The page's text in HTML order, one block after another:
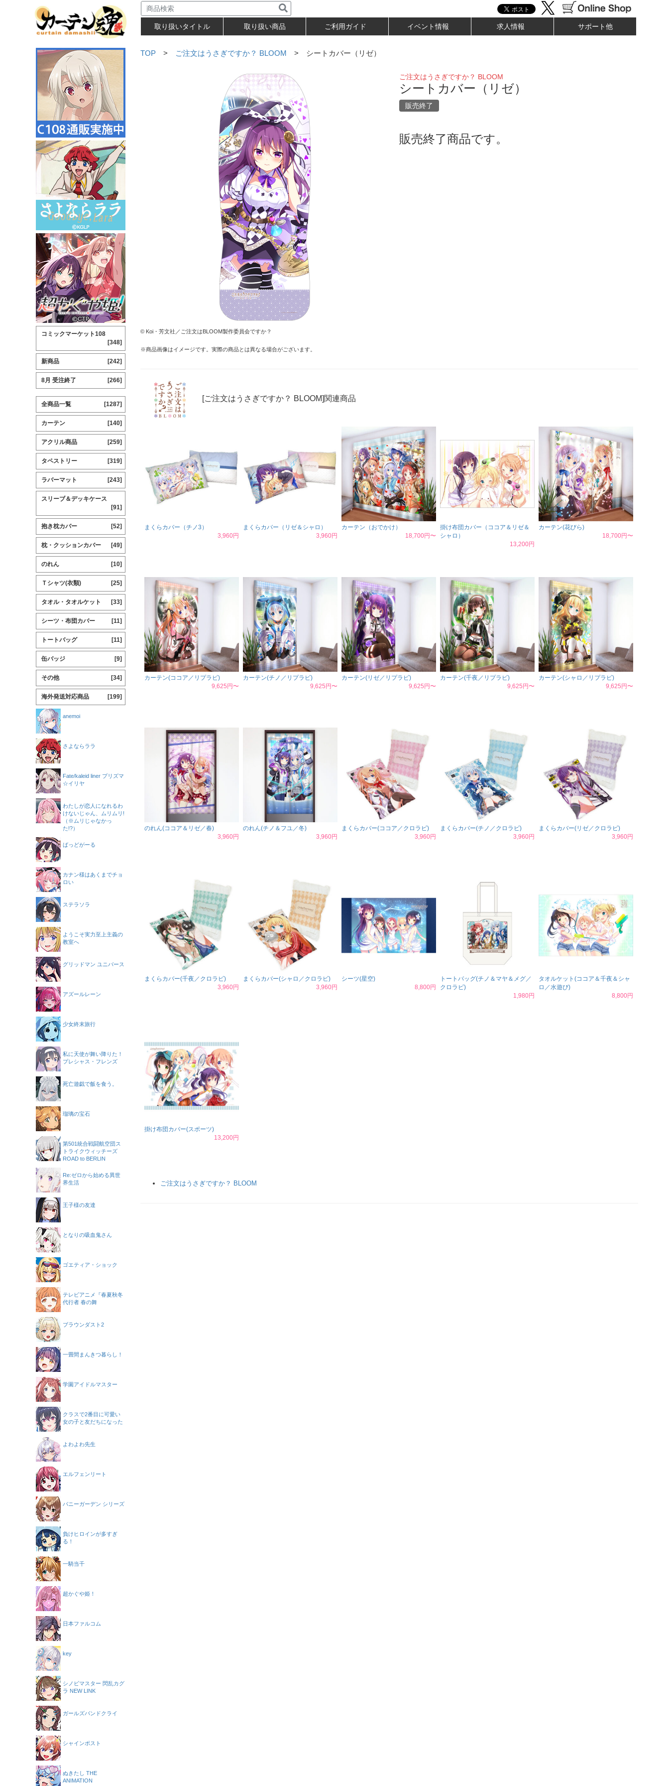
取り扱いタイトル 取り扱い商品 ご利用ガイド イベント情報 求人情報 サポート他
TOP > ご注文はうさぎですか？ BLOOM > シートカバー（リゼ）
© Koi・芳文社／ご注文はBLOOM製作委員会ですか？
※商品画像はイメージです。実際の商品とは異なる場合がございます。
ご注文はうさぎですか？ BLOOM
シートカバー（リゼ）
販売終了
販売終了商品です。
[ご注文はうさぎですか？ BLOOM]関連商品
まくらカバー（チノ3）
3,960円
まくらカバー（リゼ＆シャロ）
3,960円
カーテン（おでかけ）
18,700円〜
掛け布団カバー（ココア＆リゼ＆
シャロ）
13,200円
カーテン(花びら)
18,700円〜
カーテン(ココア／リプラビ)
9,625円〜
カーテン(チノ／リプラビ)
9,625円〜
カーテン(リゼ／リプラビ)
9,625円〜
カーテン(千夜／リプラビ)
9,625円〜
カーテン(シャロ／リプラビ)
9,625円〜
のれん(ココア＆リゼ／春)
3,960円
のれん(チノ＆フユ／冬)
3,960円
まくらカバー(ココア／クロラビ)
3,960円
まくらカバー(チノ／クロラビ)
3,960円
まくらカバー(リゼ／クロラビ)
3,960円
まくらカバー(千夜／クロラビ)
3,960円
まくらカバー(シャロ／クロラビ)
3,960円
シーツ(星空)
8,800円
トートバッグ(チノ＆マヤ＆メグ／
クロラビ)
1,980円
タオルケット(ココア＆千夜＆シャ
ロ／水遊び)
8,800円
掛け布団カバー(スポーツ)
13,200円
ご注文はうさぎですか？ BLOOM
コミックマーケット108
[348]
新商品 [242]
8月 受注終了 [266]
全商品一覧 [1287]
カーテン [140]
アクリル商品 [259]
タペストリー [319]
ラバーマット [243]
スリーブ＆デッキケース
[91]
抱き枕カバー [52]
枕・クッションカバー [49]
のれん [10]
Ｔシャツ(衣類) [25]
タオル・タオルケット [33]
シーツ・布団カバー [11]
トートバッグ [11]
缶バッジ [9]
その他 [34]
海外発送対応商品 [199]
anemoi
さよならララ
Fate/kaleid liner プリズマ
☆イリヤ
わたしが恋人になれるわ
けないじゃん、ムリムリ!
（※ムリじゃなかっ
た!?）
ばっどがーる
カナン様はあくまでチョ
ロい
ステラソラ
ようこそ実力至上主義の
教室へ
グリッドマン ユニバース
アズールレーン
少女終末旅行
私に天使が舞い降りた！
プレシャス・フレンズ
死亡遊戯で飯を食う。
瑠璃の宝石
第501統合戦闘航空団ス
トライクウィッチーズ
ROAD to BERLIN
Re:ゼロから始める異世
界生活
王子様の友達
となりの吸血鬼さん
ゴエティア・ショック
テレビアニメ『春夏秋冬
代行者 春の舞
ブラウンダスト2
一畳間まんきつ暮らし！
学園アイドルマスター
クラスで2番目に可愛い
女の子と友だちになった
よわよわ先生
エルフェンリート
バニーガーデン シリーズ
負けヒロインが多すぎ
る！
一騎当千
超かぐや姫！
日本ファルコム
key
シノビマスター 閃乱カグ
ラ NEW LINK
ガールズバンドクライ
シャインポスト
ぬきたし THE
ANIMATION